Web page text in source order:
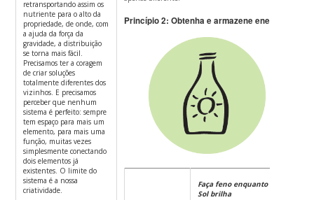
retransportando assim os
nutriente para o alto da
propriedade, de onde, com
a ajuda da força da
gravidade, a distribuição
se torna mais fácil.
Precisamos ter a coragem
de criar soluções
totalmente diferentes dos
vizinhos. E precisamos
perceber que nenhum
sistema é perfeito: sempre
tem espaço para mais um
elemento, para mais uma
função, muitas vezes
simplesmente conectando
dois elementos já
existentes. O limite do
sistema é a nossa
criatividade.
Princípio 2: Obtenha e armazene energia.
Faça feno enquanto o
Sol brilha